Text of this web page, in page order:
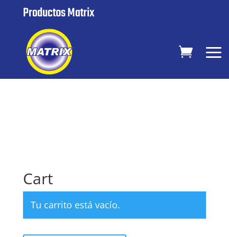
Productos Matrix
Cart
Tu carrito está vacío.